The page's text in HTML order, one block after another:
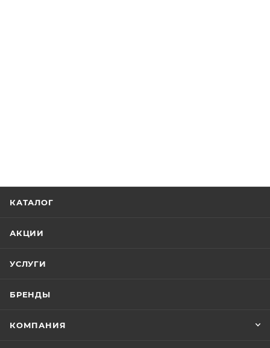
КАТАЛОГ
АКЦИИ
УСЛУГИ
БРЕНДЫ
КОМПАНИЯ